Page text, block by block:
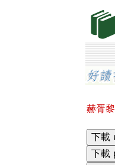
赫胥黎